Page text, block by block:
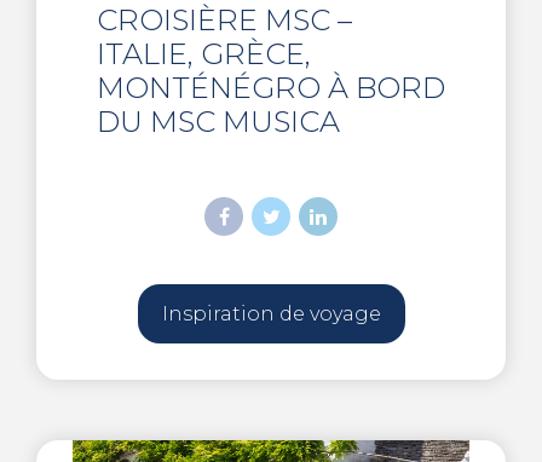
CROISIÈRE MSC –
ITALIE, GRÈCE,
MONTÉNÉGRO À BORD
DU MSC MUSICA
Inspiration de voyage